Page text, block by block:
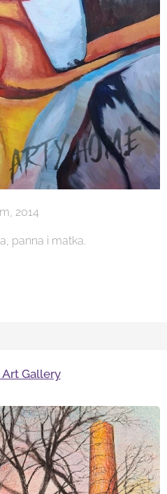
2014
panna i matka.
Art Gallery